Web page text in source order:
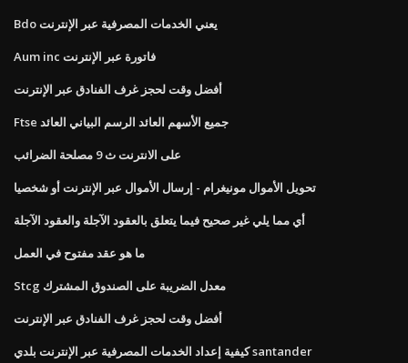
Bdo يعني الخدمات المصرفية عبر الإنترنت
Aum inc فاتورة عبر الإنترنت
أفضل وقت لحجز غرف الفنادق عبر الإنترنت
Ftse جميع الأسهم العائد الرسم البياني العائد
على الانترنت ث 9 مصلحة الضرائب
تحويل الأموال مونيغرام - إرسال الأموال عبر الإنترنت أو شخصيا
أي مما يلي غير صحيح فيما يتعلق بالعقود الآجلة والعقود الآجلة
ما هو عقد مفتوح في العمل
Stcg معدل الضريبة على الصندوق المشترك
أفضل وقت لحجز غرف الفنادق عبر الإنترنت
كيفية إعداد الخدمات المصرفية عبر الإنترنت بلدي santander